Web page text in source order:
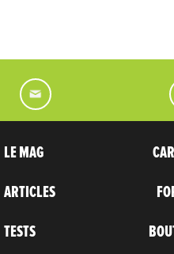
LE MAG
ARTICLES
TESTS